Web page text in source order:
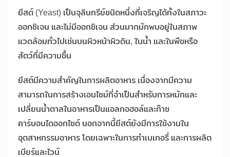
ยีสต์ (Yeast) เป็นจุลินทรีย์ชนิดหนึ่งที่เจริญได้ทั้งในสภาวะ
ออกซิเจน และไม่มีออกซิเจน ส่วนมากมักพบอยู่ในสภาพ
แวดล้อมทั่วไปเช่นบนผิวหน้าผิวดิน, ในน้ำ และในพืชหรือ
สัตว์ที่มีความชื้น
ยีสต์มีความสำคัญในการผลิตอาหาร เนื่องจากมีความ
สามารถในการสร้างเอนไซม์ที่จำเป็นสำหรับการหมักและ
เปลี่ยนน้ำตาลในอาหารเป็นแอลกอฮอล์และก๊าซ
คาร์บอนไดออกไซด์ นอกจากนี้ยีสต์ยังมีการใช้งานใน
อุตสาหกรรมอาหาร โดยเฉพาะในการทำเบเกอรี่ และการผลิต
เบียร์และไวน์